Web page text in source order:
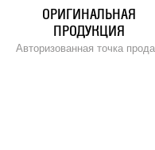
ОРИГИНАЛЬНАЯ
ПРОДУКЦИЯ
Авторизованная точка